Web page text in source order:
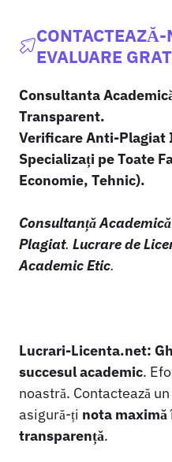
CONTACTEAZĂ-
EVALUARE
Consultanta
Transparent.
Verificare Anti-Plagiat
Specializați pe Toate
Economie, Tehnic).
Consultanță
Plagiat. Lucrare de
Academic Etic.
Lucrari-Licenta.net:
succesul academic.
noastră. Contactează un
asigură-ți nota maximă
transparență.